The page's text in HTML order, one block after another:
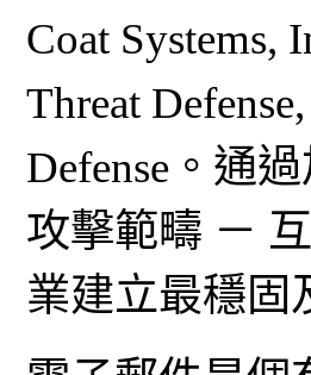
Coat
Threat
Defense。通
攻擊範疇 －
業建立最穩固